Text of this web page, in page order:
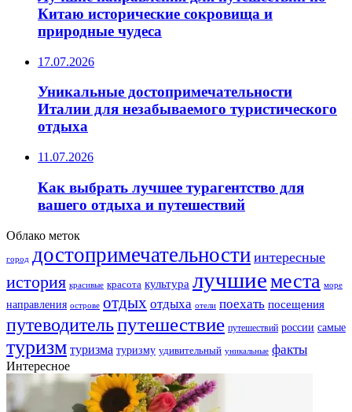
Китаю исторические сокровища и
природные чудеса
17.07.2026
Уникальные достопримечательности
Италии для незабываемого туристического
отдыха
11.07.2026
Как выбрать лучшее турагентство для
вашего отдыха и путешествий
Облако меток
город достопримечательности интересные
история красивые красота культура лучшиеместа море
направления острове отдых отдыха отели поехать посещения
путеводительпутешествие путешествий россии самые
туризм туризма туризму удивительный уникальные факты
Интересное